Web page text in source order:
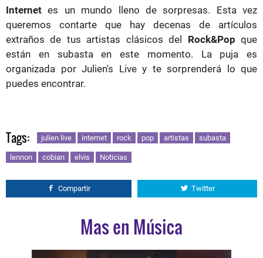
Internet es un mundo lleno de sorpresas. Esta vez
queremos contarte que hay decenas de artículos
extraños de tus artistas clásicos del Rock&Pop que
están en subasta en este momento. La puja es
organizada por Julien's Live y te sorprenderá lo que
puedes encontrar.
Tags: julien live internet rock pop artistas subasta
lennon cobian elvis Noticias
Compartir Twitter
Mas en Música